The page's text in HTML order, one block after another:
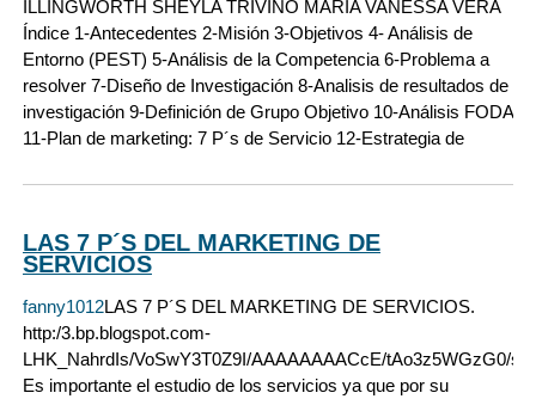
ILLINGWORTH SHEYLA TRIVIÑO MARIA VANESSA VERA
Índice 1-Antecedentes 2-Misión 3-Objetivos 4- Análisis de
Entorno (PEST) 5-Análisis de la Competencia 6-Problema a
resolver 7-Diseño de Investigación 8-Analisis de resultados de
investigación 9-Definición de Grupo Objetivo 10-Análisis FODA
11-Plan de marketing: 7 P´s de Servicio 12-Estrategia de
LAS 7 P´S DEL MARKETING DE
SERVICIOS
fanny1012LAS 7 P´S DEL MARKETING DE SERVICIOS.
http:/3.bp.blogspot.com-
LHK_NahrdIs/VoSwY3T0Z9I/AAAAAAAACcE/tAo3z5WGzG0/
Es importante el estudio de los servicios ya que por su